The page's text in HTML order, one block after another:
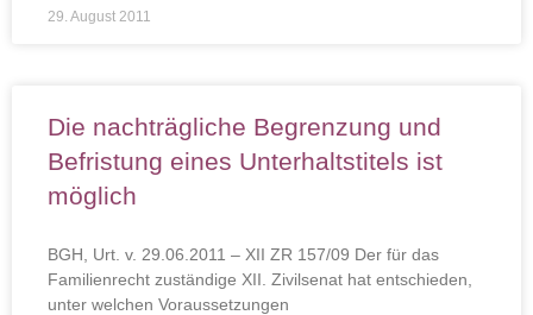
29. August 2011
Die nachträgliche Begrenzung und
Befristung eines Unterhaltstitels ist
möglich
BGH, Urt. v. 29.06.2011 – XII ZR 157/09 Der für das
Familienrecht zuständige XII. Zivilsenat hat entschieden,
unter welchen Voraussetzungen